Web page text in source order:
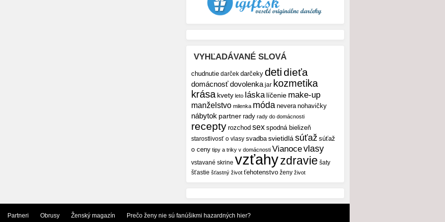
VYHĽADÁVANÉ SLOVÁ
chudnutie darček darčeky detidieťa
domácnosťdovolenka jar kozmetika
krása kvety leto láska líčenie make-up
manželstvo milenka móda nevera nohavičky
nábytok partner rady rady do domácnosti
recepty rozchod sex spodná bielizeň
starostlivosť o vlasy svadba svietidlá súťaž súťaž
o ceny tipy a triky v domácnosti Vianocevlasy
vstavané skrine vzťahyzdravie šaty
šťastie šťastný život ťehotenstvo ženy život
Partneri Obrusy Ženský magazín Prečo ženy nie sú fanúšikmi hazardných hier?